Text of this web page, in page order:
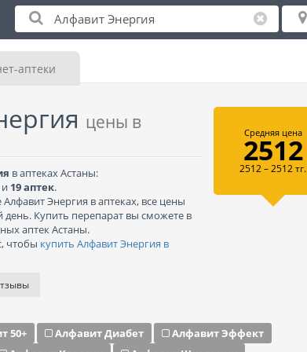
аптеки
цены в
в аптеках Астаны:
и 19 аптек.
Энергия в аптеках, все цены
Купить перепарат вы сможете в
аптек Астаны.
чтобы купить Алфавит Энергия в
Средняя цена
2512
2512 – 2512 тг.
50+ Алфавит Диабет
Алфавит Эффект